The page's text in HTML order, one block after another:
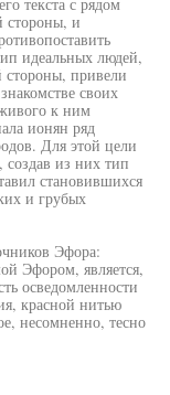
стороны, и
идеальных людей,
привели
своих
к ним
ионян ряд
Для этой цели
из них тип
становившихся
и грубых
Эфора:
Эфором, является,
осведомленности
красной нитью
несомненно, тесно